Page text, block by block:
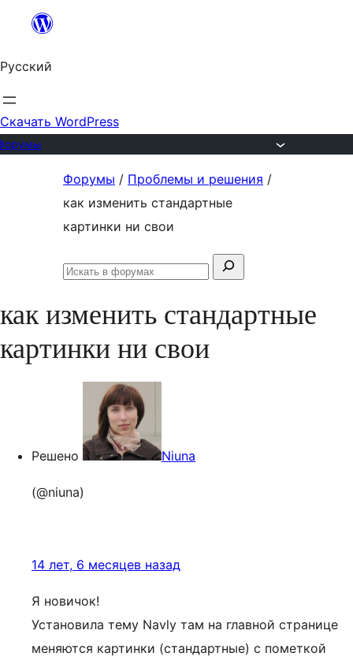
Перейти
содержимому
Русский
Скачать WordPress
содержимому
Форумы / Проблемы и решения /
как изменить стандартные
картинки ни свои
Поиск:
Искать
как изменить стандартные
картинки ни свои
Решено Niuna
(@niuna)
14 лет, 6 месяцев назад
Я новичок!
Установила тему Navly там на главной странице
меняются картинки (стандартные) с пометкой